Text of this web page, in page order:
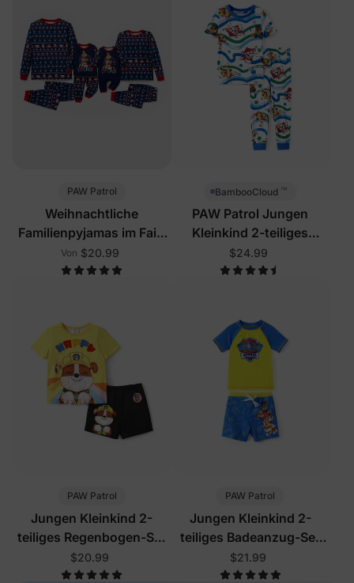
PAW Patrol
Weihnachtliche
Familienpyjamas im Fair-
Isle-Muster, Marineblau
Von $20.99
BambooCloud ™
PAW Patrol Jungen
Kleinkind 2-teiliges
Schlafanzug-Set Blau
$24.99
PAW Patrol
Jungen Kleinkind 2-
teiliges Regenbogen-Set
Gelb
$20.99
PAW Patrol
Jungen Kleinkind 2-
teiliges Badeanzug-Set
Blau
$21.99